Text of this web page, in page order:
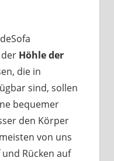
Höhle der
die in
sind, sollen
bequemer
den Körper
von uns
Rücken auf